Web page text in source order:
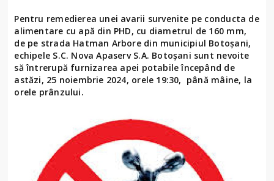
Pentru remedierea unei avarii survenite pe conducta de
alimentare cu apă din PHD, cu diametrul de 160 mm,
de pe strada Hatman Arbore din municipiul Botoșani,
echipele S.C. Nova Apaserv S.A. Botoșani sunt nevoite
să întrerupă furnizarea apei potabile începând de
astăzi, 25 noiembrie 2024, orele 19:30, până mâine, la
orele prânzului.